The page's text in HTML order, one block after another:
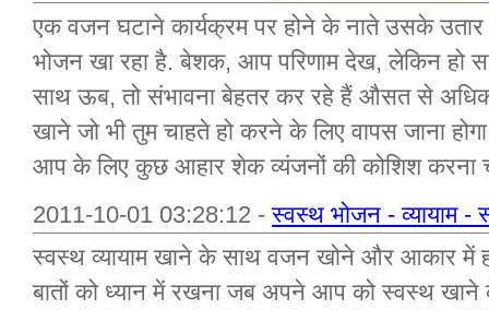
एक वजन घटाने कार्यक्रम पर होने के नाते उसके
भोजन खा रहा है. बेशक, आप परिणाम देख, लेकिन हो
साथ ऊब, तो संभावना बेहतर कर रहे हैं औसत से अधिक
खाने जो भी तुम चाहते हो करने के लिए वापस जाना
आप के लिए कुछ आहार शेक व्यंजनों की कोशिश करना
2011-10-01 03:28:12 -स्वस्थ भोजन - व्यायाम -
स्वस्थ व्यायाम खाने के साथ वजन खोने और आकार में
बातों को ध्यान में रखना जब अपने आप को स्वस्थ खाने के